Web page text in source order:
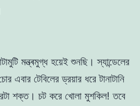
মন্ত্ৰমুগ্ধ হয়েই শুনছি। স্যান্ডেলের
এবার টেবিলের ড্রয়ার ধরে টানাটানি
শক্ত। চট করে খোলা মুশকিল! তবে